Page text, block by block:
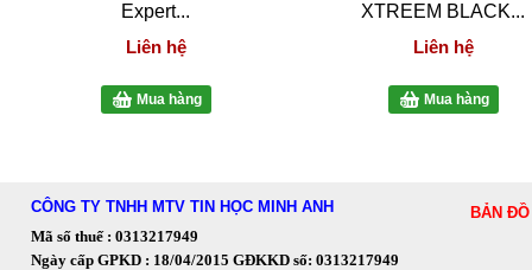
Expert...
Liên hệ
Mua hàng
XTREEM BLACK...
Liên hệ
Mua hàng
CÔNG TY TNHH MTV TIN HỌC MINH ANH
Mã số thuế : 0313217949
Ngày cấp GPKD : 18/04/2015 GĐKKD số: 0313217949
BẢN